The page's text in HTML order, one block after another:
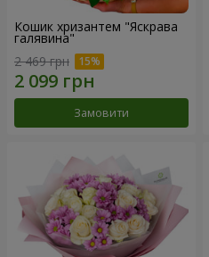
Кошик хризантем "Яскрава
галявина"
2 469 грн
Замовити